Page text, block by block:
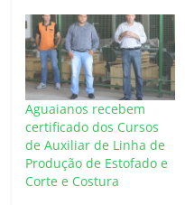
Aguaianos recebem
certificado dos Cursos
de Auxiliar de Linha de
Produção de Estofado e
Corte e Costura